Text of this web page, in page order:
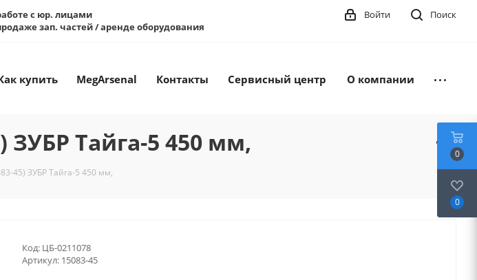
с юр. лицами
зап. частей / аренде оборудования
Поиск
Войти
купить MegArsenal Контакты Сервисный центр О компании
ЗУБР Тайга-5 450 мм,
45) ЗУБР Тайга-5 450 мм,
Код: ЦБ-0211078
Артикул: 15083-45
0
0